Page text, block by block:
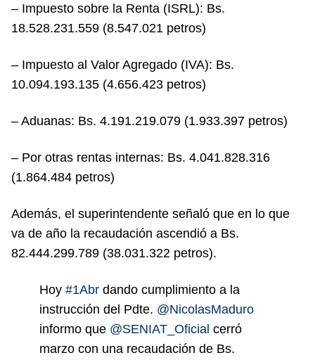
– Impuesto sobre la Renta (ISRL): Bs.
18.528.231.559 (8.547.021 petros)
– Impuesto al Valor Agregado (IVA): Bs.
10.094.193.135 (4.656.423 petros)
– Aduanas: Bs. 4.191.219.079 (1.933.397 petros)
– Por otras rentas internas: Bs. 4.041.828.316
(1.864.484 petros)
Además, el superintendente señaló que en lo que
va de año la recaudación ascendió a Bs.
82.444.299.789 (38.031.322 petros).
Hoy #1Abr dando cumplimiento a la
instrucción del Pdte. @NicolasMaduro
informo que @SENIAT_Oficial cerró
marzo con una recaudación de Bs.